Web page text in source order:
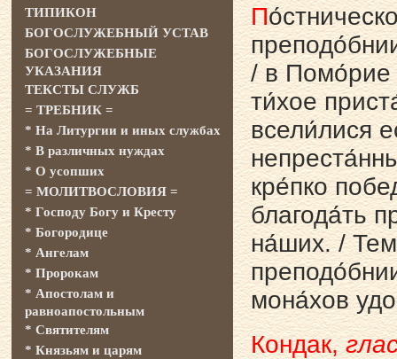
П
/ в Помо́рие
ти́хое
всели́лися
кре́пко
благода́ть
на́ших. /
мона́хов
Кондак,
ТИПИКОН
БОГОСЛУЖЕБНЫЙ УСТАВ
БОГОСЛУЖЕБНЫЕ
УКАЗАНИЯ
ТЕКСТЫ СЛУЖБ
= ТРЕБНИК =
* На Литургии и иных службах
* В различных нуждах
* О усопших
= МОЛИТВОСЛОВИЯ =
* Господу Богу и Кресту
* Богородице
* Ангелам
* Пророкам
* Апостолам и
равноапостольным
* Святителям
* Князьям и царям